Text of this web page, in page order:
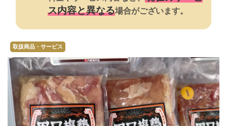
ス内容と異なる場合がございます。
取扱商品・サービス